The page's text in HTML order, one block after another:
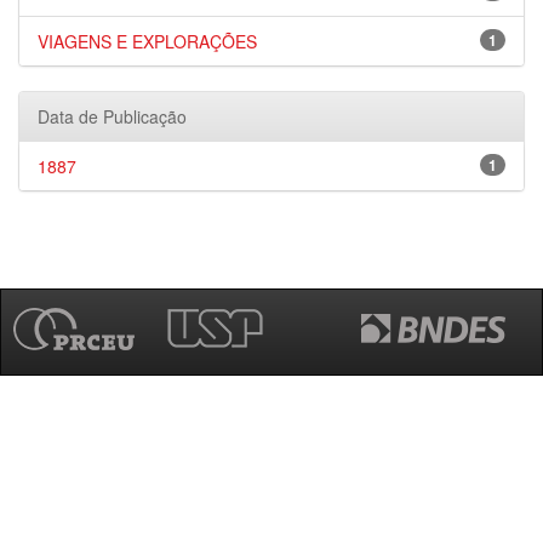
1
VIAGENS E EXPLORAÇÕES
Data de Publicação
1
1887